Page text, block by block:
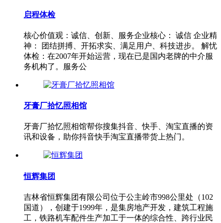
启程体检
核心价值观：诚信、创新、服务企业核心： 诚信 企业精
神： 团结拼搏、开拓求实、满足用户、科技进步。 解忧
体检：在2007年开始运营，现在已是国内老牌的中介服
务机构了。服务公
牙膏厂拾忆照相馆
牙膏厂拾忆照相馆帮你搜集抖音、快手、淘宝直播的资
讯和设备，助你抖音快手淘宝直播带货上热门。
恒辉集团
吉林省恒辉集团有限公司位于公主岭市998公里处（102
国道），创建于1999年，是集房地产开发，建筑工程施
工，铁路机车配件生产加工于一体的综合性、跨行业民